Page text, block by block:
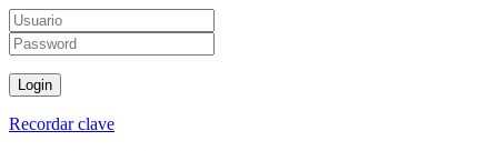
Recordar clave